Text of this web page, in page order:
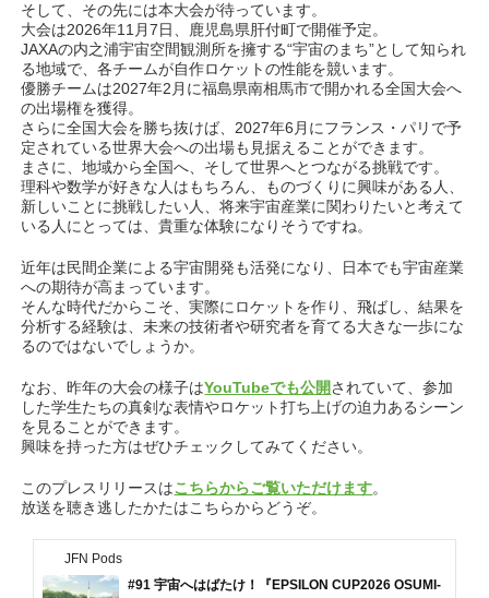
そして、その先には本大会が待っています。
大会は2026年11月7日、鹿児島県肝付町で開催予定。
JAXAの内之浦宇宙空間観測所を擁する“宇宙のまち”として知られ
る地域で、各チームが自作ロケットの性能を競います。
優勝チームは2027年2月に福島県南相馬市で開かれる全国大会へ
の出場権を獲得。
さらに全国大会を勝ち抜けば、2027年6月にフランス・パリで予
定されている世界大会への出場も見据えることができます。
まさに、地域から全国へ、そして世界へとつながる挑戦です。
理科や数学が好きな人はもちろん、ものづくりに興味がある人、
新しいことに挑戦したい人、将来宇宙産業に関わりたいと考えて
いる人にとっては、貴重な体験になりそうですね。
近年は民間企業による宇宙開発も活発になり、日本でも宇宙産業
への期待が高まっています。
そんな時代だからこそ、実際にロケットを作り、飛ばし、結果を
分析する経験は、未来の技術者や研究者を育てる大きな一歩にな
るのではないでしょうか。
なお、昨年の大会の様子はYouTubeでも公開されていて、参加
した学生たちの真剣な表情やロケット打ち上げの迫力あるシーン
を見ることができます。
興味を持った方はぜひチェックしてみてください。
このプレスリリースはこちらからご覧いただけます。
放送を聴き逃したかたはこちらからどうぞ。
JFN Pods
#91 宇宙へはばたけ！『EPSILON CUP2026 OSUMI-